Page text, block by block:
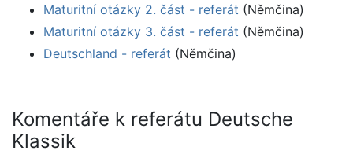
Maturitní otázky 2. část - referát (Němčina)
Maturitní otázky 3. část - referát (Němčina)
Deutschland - referát (Němčina)
Komentáře k referátu Deutsche
Klassik